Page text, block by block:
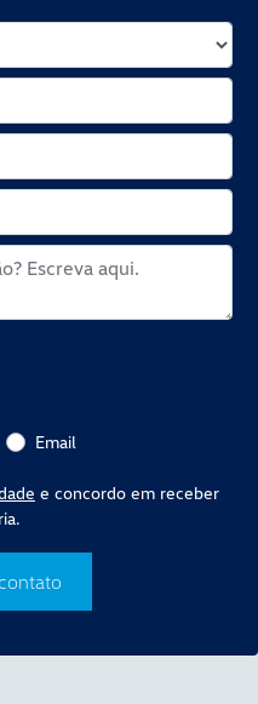
Email
e concordo em receber